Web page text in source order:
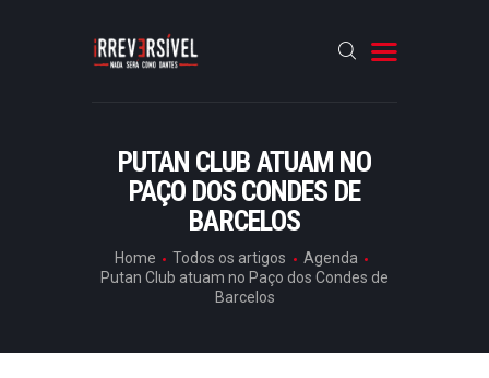
PUTAN CLUB ATUAM NO
PAÇO DOS CONDES DE
BARCELOS
Home Todos os artigos
Agenda
Putan Club atuam no Paço dos Condes de
Barcelos
HOME
CRÓNICAS
ENTREVISTAS
RUBRICAS